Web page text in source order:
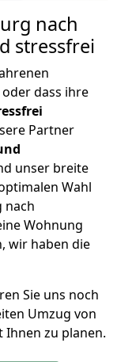
nach
stressfrei
dass ihre
Partner
unser breite
Wahl
nach
Wohnung
wir haben die
Sie uns noch
Umzug von
Ihnen zu planen.